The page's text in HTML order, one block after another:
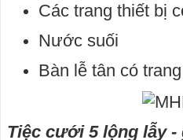
Các trang thiết bị
Nước suối
Bàn lễ tân có
Tiệc cưới 5 lộng lẫy -